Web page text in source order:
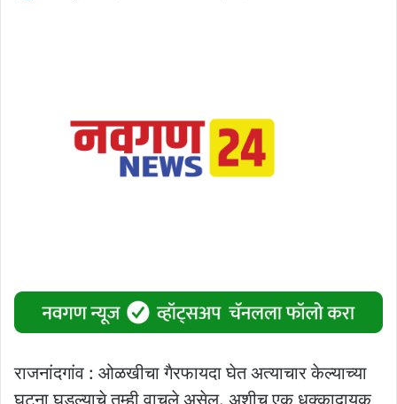
राजनांदगांव : ओळखीचा गैरफायदा घेत अत्याचार केल्याच्या
घटना घडल्याचे तुम्ही वाचले असेल. अशीच एक धक्कादायक